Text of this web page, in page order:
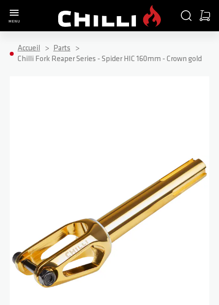
MENU
CHERCHER
Accueil
Parts
Chilli Fork Reaper Series - Spider HIC 160mm - Crown gold